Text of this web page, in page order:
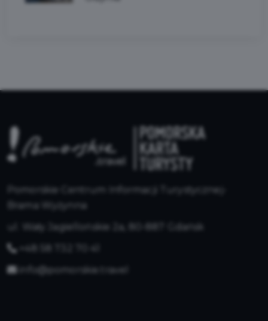
Pomorskie Centrum Informacji Turystycznej-
Brama Wyżynna
ul. Wały Jagiellońskie 2a, 80-887 Gdańsk
+48 58 732 70 41
info@pomorskie.travel